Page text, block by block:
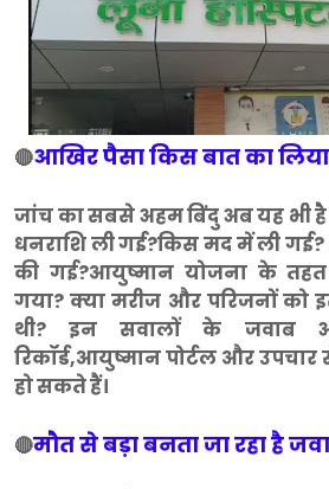
🔴आखिर पैसा किस बात का
जांच का सबसे अहम बिंदु अब यह भी
धनराशि ली गई?किस मद में ली गई?
की गई?आयुष्मान योजना के
गया? क्या मरीज और परिजनों को
थी? इन सवालों के जवाब
रिकॉर्ड,आयुष्मान पोर्टल और
हो सकते हैं।
🔴मौत से बड़ा बनता जा रहा है